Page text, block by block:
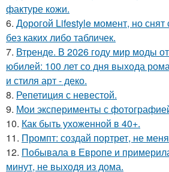
фактуре кожи.
6. Дорогой Lifestyle момент, но снят
без каких либо табличек.
7. Втренде. В 2026 году мир моды
юбилей: 100 лет со дня выхода
и стиля арт - деко.
8. Репетиция с невестой.
9. Мои эксперименты с
10. Как быть ухоженной в 40+.
11. Промпт: создай портрет, не
12. Побывала в Европе и
минут, не выходя из дома.